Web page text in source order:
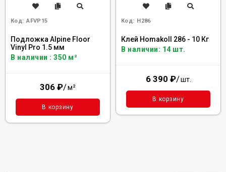
Код: AFVP15
Подложка Alpine Floor
Vinyl Pro 1.5 мм
В наличии : 350 м²
306 ₽/м²
В корзину
Код: H286
Клей Homakoll 286 - 10 Кг
В наличии: 14 шт.
6 390 ₽/шт.
В корзину